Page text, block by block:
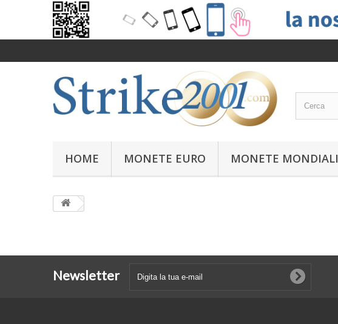
HOME MONETE EURO MONETE MONDIALI
Newsletter